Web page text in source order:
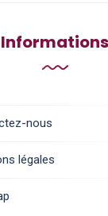
Informations
nous
légales